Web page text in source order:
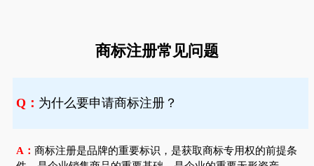
商标注册常见问题
Q： 为什么要申请商标注册？
A： 商标注册是品牌的重要标识，是获取商标专用权的前提条